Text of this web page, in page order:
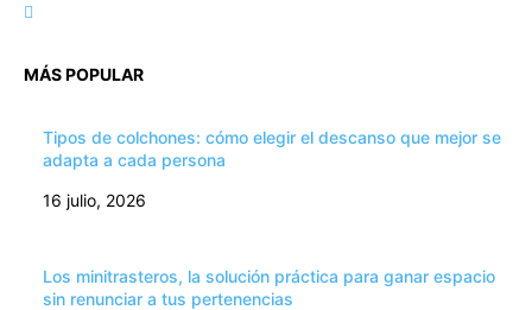
MÁS POPULAR
Tipos de colchones: cómo elegir el descanso que mejor se
adapta a cada persona
16 julio, 2026
Los minitrasteros, la solución práctica para ganar espacio
sin renunciar a tus pertenencias